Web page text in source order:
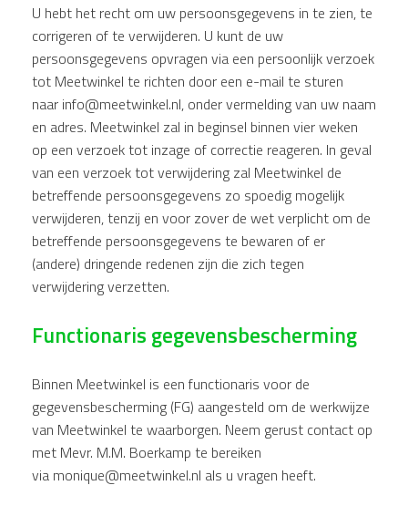
U hebt het recht om uw persoonsgegevens in te zien, te
corrigeren of te verwijderen. U kunt de uw
persoonsgegevens opvragen via een persoonlijk verzoek
tot Meetwinkel te richten door een e-mail te sturen
naar info@meetwinkel.nl, onder vermelding van uw naam
en adres. Meetwinkel zal in beginsel binnen vier weken
op een verzoek tot inzage of correctie reageren. In geval
van een verzoek tot verwijdering zal Meetwinkel de
betreffende persoonsgegevens zo spoedig mogelijk
verwijderen, tenzij en voor zover de wet verplicht om de
betreffende persoonsgegevens te bewaren of er
(andere) dringende redenen zijn die zich tegen
verwijdering verzetten.
Functionaris gegevensbescherming
Binnen Meetwinkel is een functionaris voor de
gegevensbescherming (FG) aangesteld om de werkwijze
van Meetwinkel te waarborgen. Neem gerust contact op
met Mevr. M.M. Boerkamp te bereiken
via monique@meetwinkel.nl als u vragen heeft.